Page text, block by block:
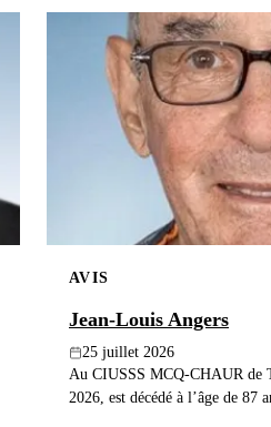
AVIS
Jean-Louis Angers
25 juillet 2026
Au CIUSSS MCQ-CHAUR de
2026, est décédé à l’âge de 87